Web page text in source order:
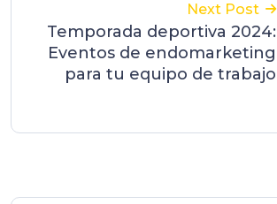
Next Post
Temporada deportiva 2024:
Eventos de endomarketing
para tu equipo de trabajo